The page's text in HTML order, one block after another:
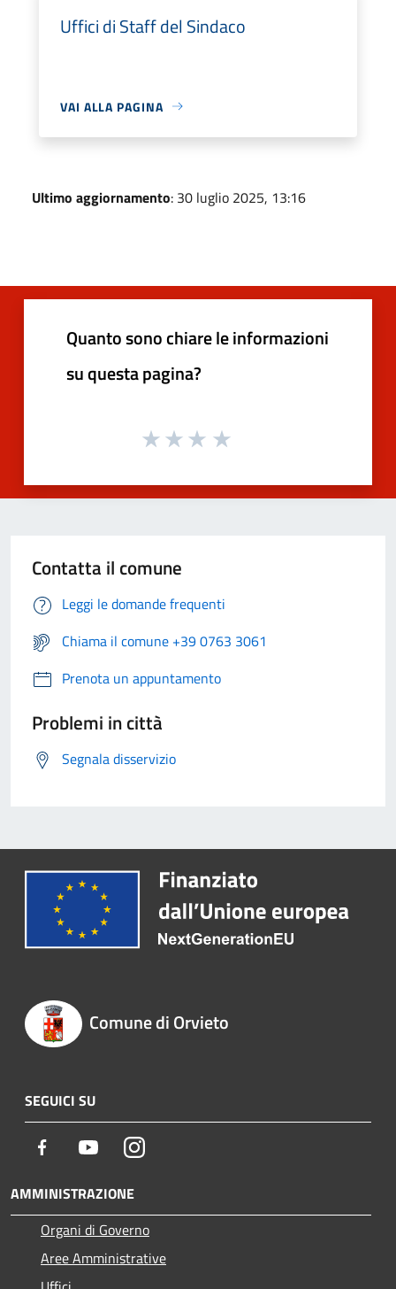
Uffici di Staff del Sindaco
VAI ALLA PAGINA
Ultimo aggiornamento: 30 luglio 2025, 13:16
Quanto sono chiare le informazioni
su questa pagina?
Contatta il comune
Leggi le domande frequenti
Chiama il comune +39 0763 3061
Prenota un appuntamento
Problemi in città
Segnala disservizio
Comune di Orvieto
SEGUICI SU
Facebook YoutubeInstagram
AMMINISTRAZIONE
Organi di Governo
Aree Amministrative